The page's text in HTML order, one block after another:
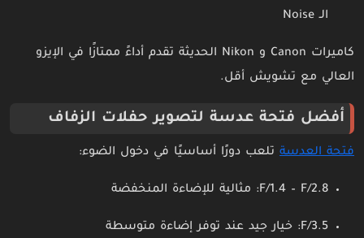
الـ Noise
كاميرات Canon و Nikon الحديثة تقدم أداءً ممتازًا في الإيزو
العالي مع تشويش أقل.
أفضل فتحة عدسة لتصوير حفلات الزفاف
فتحة العدسة تلعب دورًا أساسيًا في دخول الضوء:
F/1.4 – F/2.8: مثالية للإضاءة المنخفضة
F/3.5: خيار جيد عند توفر إضاءة متوسطة